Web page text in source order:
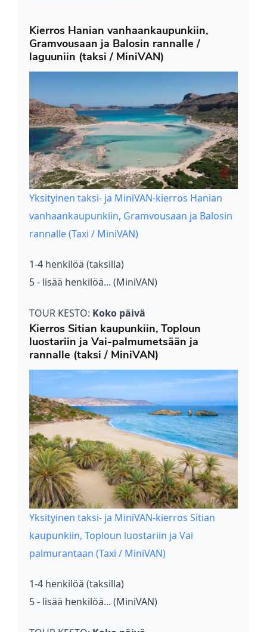
Kierros Hanian vanhaankaupunkiin,
Gramvousaan ja Balosin rannalle /
laguuniin (taksi / MiniVAN)
Yksityinen taksi- ja MiniVAN-kierros Hanian
vanhaankaupunkiin, Gramvousaan ja Balosin
rannalle (Taxi / MiniVAN)
1-4 henkilöä (taksilla)
5 - lisää henkilöä... (MiniVAN)
TOUR KESTO: Koko päivä
Kierros Sitian kaupunkiin, Toploun
luostariin ja Vai-palmumetsään ja
rannalle (taksi / MiniVAN)
Yksityinen taksi- ja MiniVAN-kierros Sitian
kaupunkiin, Toploun luostariin ja Vai
palmurantaan (Taxi / MiniVAN)
1-4 henkilöä (taksilla)
5 - lisää henkilöä... (MiniVAN)